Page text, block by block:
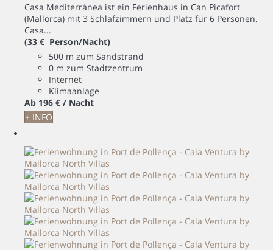
Casa Mediterránea ist ein Ferienhaus in Can Picafort
(Mallorca) mit 3 Schlafzimmern und Platz für 6 Personen.
Casa...
(33 € Person/Nacht)
500 m zum Sandstrand
0 m zum Stadtzentrum
Internet
Klimaanlage
Ab 196 € / Nacht
+ INFO